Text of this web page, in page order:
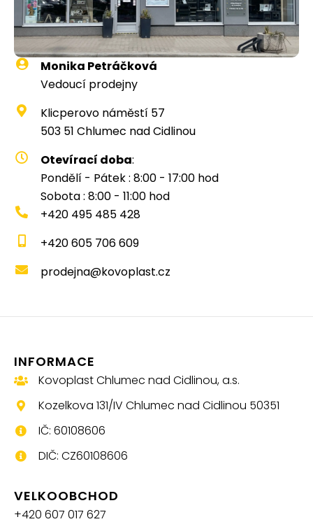
Monika Petráčková
Vedoucí prodejny
Klicperovo náměstí 57
503 51 Chlumec nad Cidlinou
Otevírací doba:
Pondělí - Pátek : 8:00 - 17:00 hod
Sobota : 8:00 - 11:00 hod
+420 495 485 428
+420 605 706 609
prodejna@kovoplast.cz
INFORMACE
Kovoplast Chlumec nad Cidlinou, a.s.
Kozelkova 131/IV Chlumec nad Cidlinou 50351
IČ: 60108606
DIČ: CZ60108606
VELKOOBCHOD
+420 607 017 627